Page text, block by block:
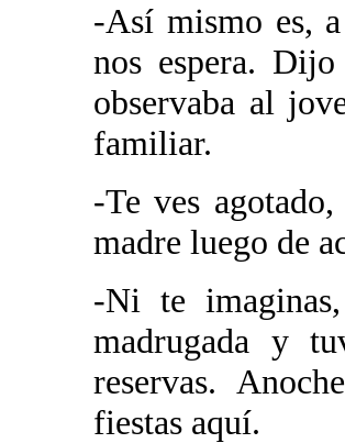
-Así mismo es,
nos espera.
observaba al
familiar.
-Te ves
madre luego de
-Ni te
madrugada y
reservas.
fiestas aquí.